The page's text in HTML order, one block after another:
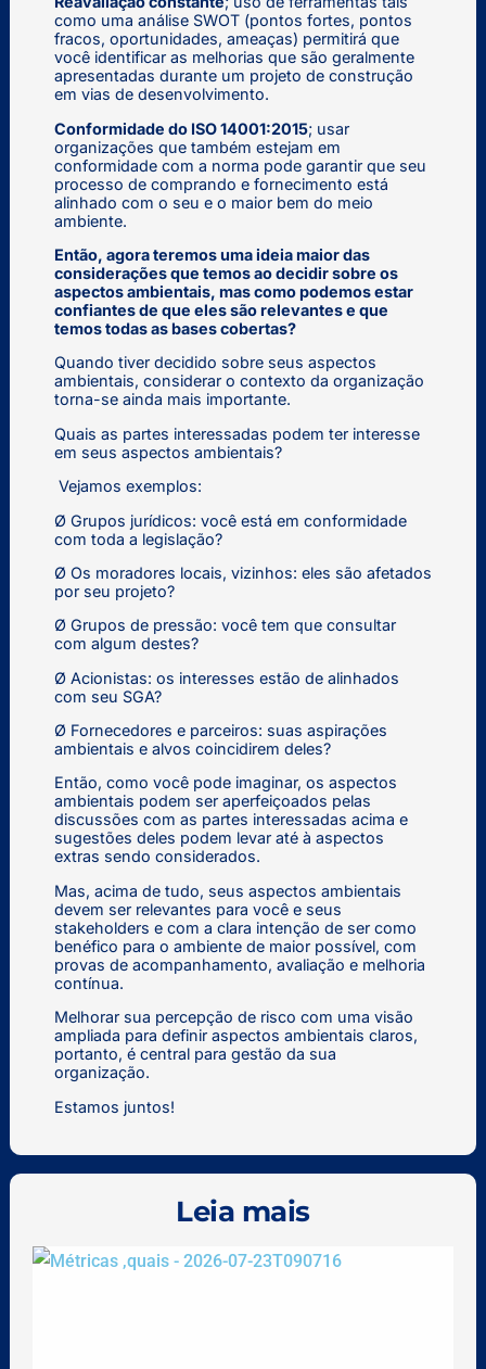
como uma análise SWOT (pontos fortes, pontos
fracos, oportunidades, ameaças) permitirá que
você identificar as melhorias que são geralmente
apresentadas durante um projeto de construção
em vias de desenvolvimento.
Conformidade do ISO 14001:2015; usar
organizações que também estejam em
conformidade com a norma pode garantir que seu
processo de comprando e fornecimento está
alinhado com o seu e o maior bem do meio
ambiente.
Então, agora teremos uma ideia maior das
considerações que temos ao decidir sobre os
aspectos ambientais, mas como podemos estar
confiantes de que eles são relevantes e que
temos todas as bases cobertas?
Quando tiver decidido sobre seus aspectos
ambientais, considerar o contexto da organização
torna-se ainda mais importante.
Quais as partes interessadas podem ter interesse
em seus aspectos ambientais?
Vejamos exemplos:
Ø Grupos jurídicos: você está em conformidade
com toda a legislação?
Ø Os moradores locais, vizinhos: eles são afetados
por seu projeto?
Ø Grupos de pressão: você tem que consultar
com algum destes?
Ø Acionistas: os interesses estão de alinhados
com seu SGA?
Ø Fornecedores e parceiros: suas aspirações
ambientais e alvos coincidirem deles?
Então, como você pode imaginar, os aspectos
ambientais podem ser aperfeiçoados pelas
discussões com as partes interessadas acima e
sugestões deles podem levar até à aspectos
extras sendo considerados.
Mas, acima de tudo, seus aspectos ambientais
devem ser relevantes para você e seus
stakeholders e com a clara intenção de ser como
benéfico para o ambiente de maior possível, com
provas de acompanhamento, avaliação e melhoria
contínua.
Melhorar sua percepção de risco com uma visão
ampliada para definir aspectos ambientais claros,
portanto, é central para gestão da sua
organização.
Estamos juntos!
Leia mais